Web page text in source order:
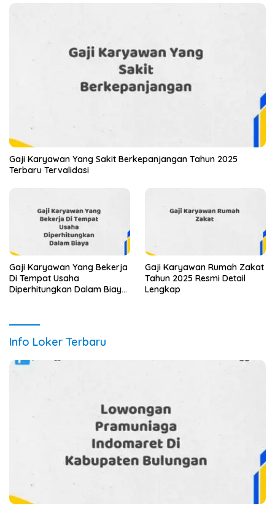
Gaji Karyawan Yang Sakit Berkepanjangan Tahun 2025
Terbaru Tervalidasi
Gaji Karyawan Yang Bekerja
Di Tempat Usaha
Diperhitungkan Dalam Biaya
Gaji Karyawan Rumah Zakat
Tahun 2025 Resmi Detail
Lengkap
Info Loker Terbaru